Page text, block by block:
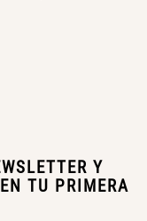
Y
TU PRIMERA